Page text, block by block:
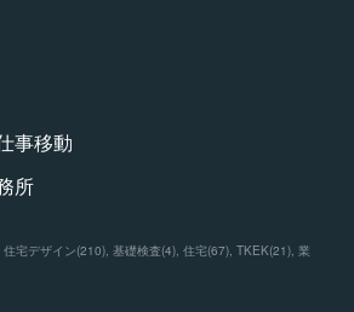
事移動
所
住宅デザイン(210) 基礎検査(4) 住宅(67) TKEK(21) 業